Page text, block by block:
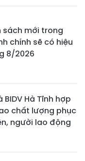
sách mới trong
chính sẽ có hiệu
8/2026
BIDV Hà Tĩnh hợp
chất lượng phục
người lao động